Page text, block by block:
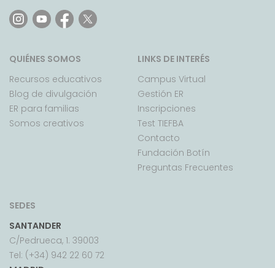
QUIÉNES SOMOS
Recursos educativos
Blog de divulgación
ER para familias
Somos creativos
LINKS DE INTERÉS
Campus Virtual
Gestión ER
Inscripciones
Test TIEFBA
Contacto
Fundación Botín
Preguntas Frecuentes
SEDES
SANTANDER
C/Pedrueca, 1. 39003
Tel: (+34) 942 22 60 72